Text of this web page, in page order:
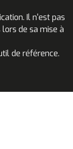
Il n'est pas
de sa mise à
de référence.